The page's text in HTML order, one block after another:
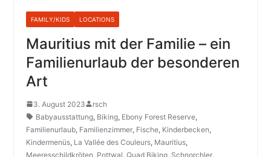
FAMILY/KIDS LOCATIONS
Mauritius mit der Familie – ein
Familienurlaub der besonderen
Art
3. August 2023
rsch
Babyausstattung, Biking, Ebony Forest Reserve,
Familienurlaub, Familienzimmer, Fische, Kinderbecken,
Kindermenüs, La Vallée des Couleurs, Mauritius,
Meeresschildkröten, Pottwal, Quad Biking, Schnorchler,